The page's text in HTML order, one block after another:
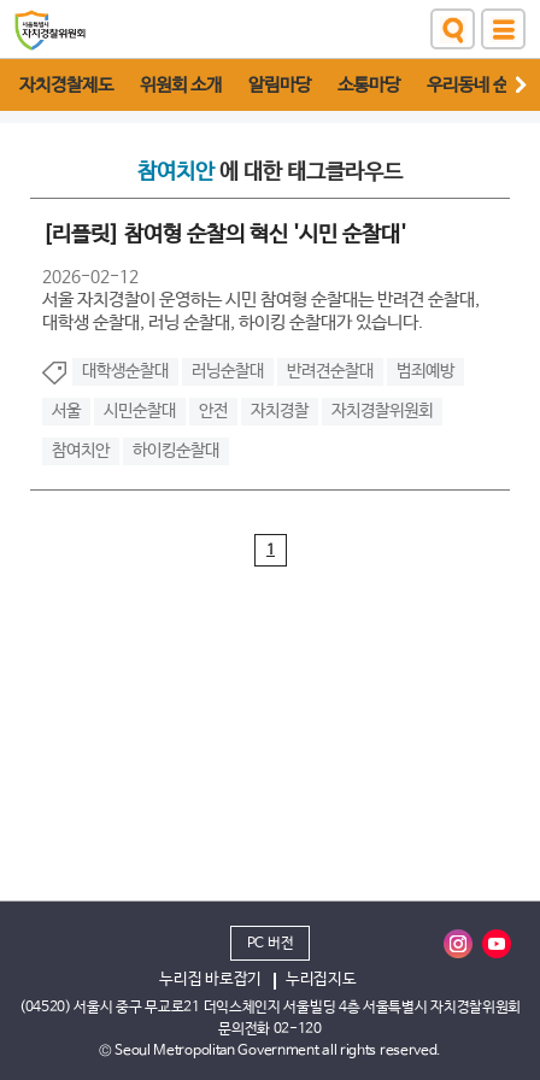
자치경찰제도 위원회 소개 알림마당 소통마당 우리동네 순찰대
참여치안에 대한 태그클라우드
[리플릿] 참여형 순찰의 혁신 '시민 순찰대'
2026-02-12
서울 자치경찰이 운영하는 시민 참여형 순찰대는 반려견 순찰대,
대학생 순찰대, 러닝 순찰대, 하이킹 순찰대가 있습니다.
대학생순찰대 러닝순찰대 반려견순찰대 범죄예방
서울 시민순찰대 안전 자치경찰 자치경찰위원회
참여치안 하이킹순찰대
1
PC 버전
누리집 바로잡기 누리집지도
(04520) 서울시 중구 무교로21 더익스체인지 서울빌딩 4층 서울특별시 자치경찰위원회
문의전화 02-120
© Seoul Metropolitan Government all rights reserved.